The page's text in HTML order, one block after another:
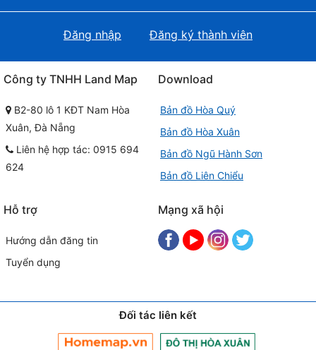
Đăng nhập Đăng ký thành viên
Công ty TNHH Land Map
B2-80 lô 1 KĐT Nam Hòa
Xuân, Đà Nẵng
Liên hệ hợp tác: 0915 694
624
Download
Bản đồ Hòa Quý
Bản đồ Hòa Xuân
Bản đồ Ngũ Hành Sơn
Bản đồ Liên Chiểu
Hỗ trợ
Hướng dẫn đăng tin
Tuyển dụng
Mạng xã hội
Đối tác liên kết